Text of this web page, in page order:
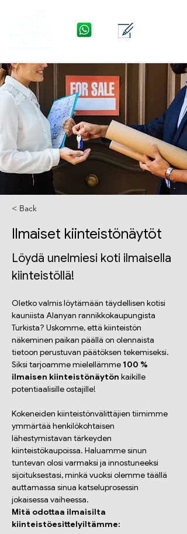
< Back
Ilmaiset kiinteistönäytöt
Löydä unelmiesi koti ilmaisella
kiinteistöllä!
Oletko valmis löytämään täydellisen kotisi
kauniista Alanyan rannikkokaupungista
Turkista? Uskomme, että kiinteistön
näkeminen paikan päällä on olennaista
tietoon perustuvan päätöksen tekemiseksi.
Siksi tarjoamme mielellämme 100 %
ilmaisen kiinteistönäytön kaikille
potentiaalisille ostajille!
Kokeneiden kiinteistönvälittäjien tiimimme
ymmärtää henkilökohtaisen
lähestymistavan tärkeyden
kiinteistökaupoissa. Haluamme sinun
tuntevan olosi varmaksi ja innostuneeksi
sijoituksestasi, minkä vuoksi olemme täällä
auttamassa sinua katseluprosessin
jokaisessa vaiheessa.
Mitä odottaa ilmaisilta
kiinteistöesittelyiltämme: